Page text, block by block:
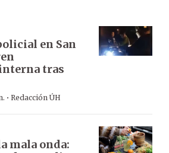
en San
tras
· Redacción ÚH
mala onda: